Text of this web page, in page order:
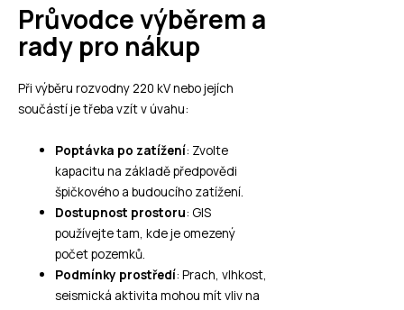
Průvodce výběrem a
rady pro nákup
Při výběru rozvodny 220 kV nebo jejích
součástí je třeba vzít v úvahu:
Poptávka po zatížení: Zvolte
kapacitu na základě předpovědi
špičkového a budoucího zatížení.
Dostupnost prostoru: GIS
používejte tam, kde je omezený
počet pozemků.
Podmínky prostředí: Prach, vlhkost,
seismická aktivita mohou mít vliv na